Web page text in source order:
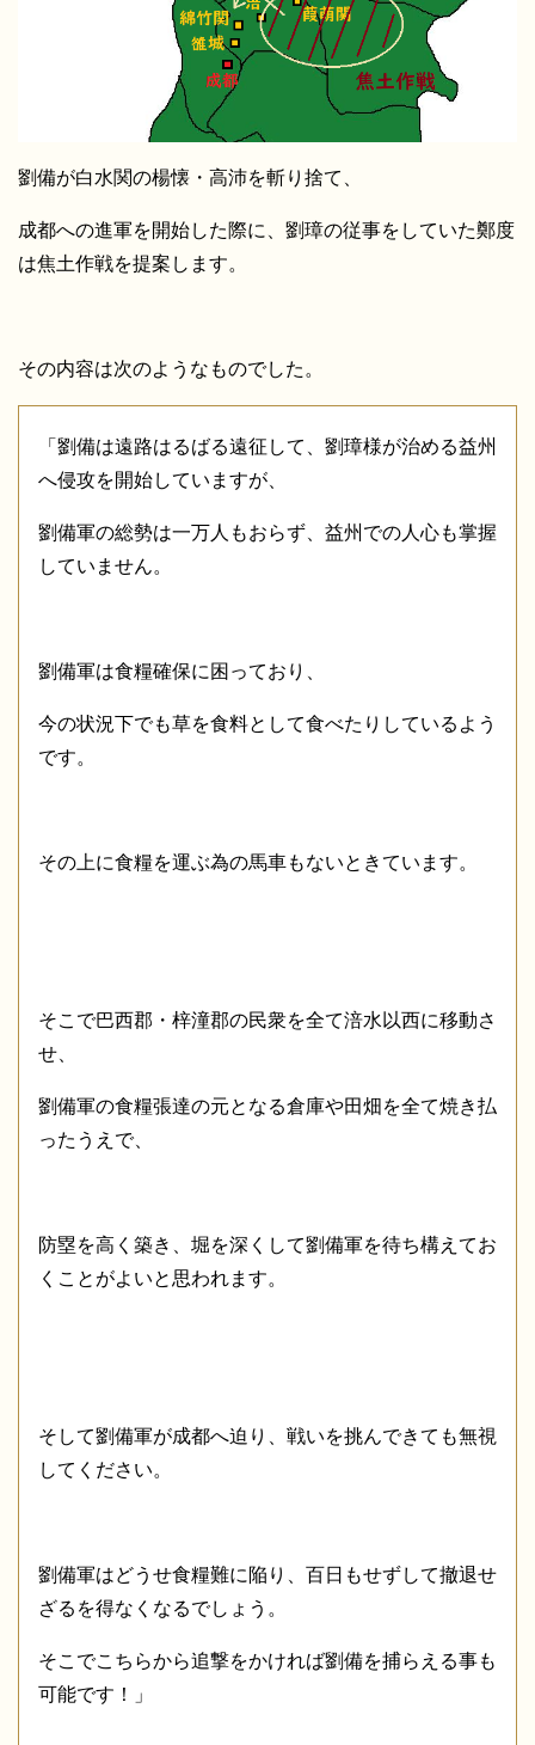
劉備が白水関の楊懐・高沛を斬り捨て、
成都への進軍を開始した際に、劉璋の従事をしていた鄭度
は焦土作戦を提案します。
その内容は次のようなものでした。
「劉備は遠路はるばる遠征して、劉璋様が治める益州
へ侵攻を開始していますが、
劉備軍の総勢は一万人もおらず、益州での人心も掌握
していません。
劉備軍は食糧確保に困っており、
今の状況下でも草を食料として食べたりしているよう
です。
その上に食糧を運ぶ為の馬車もないときています。
そこで巴西郡・梓潼郡の民衆を全て涪水以西に移動さ
せ、
劉備軍の食糧張達の元となる倉庫や田畑を全て焼き払
ったうえで、
防塁を高く築き、堀を深くして劉備軍を待ち構えてお
くことがよいと思われます。
そして劉備軍が成都へ迫り、戦いを挑んできても無視
してください。
劉備軍はどうせ食糧難に陥り、百日もせずして撤退せ
ざるを得なくなるでしょう。
そこでこちらから追撃をかければ劉備を捕らえる事も
可能です！」